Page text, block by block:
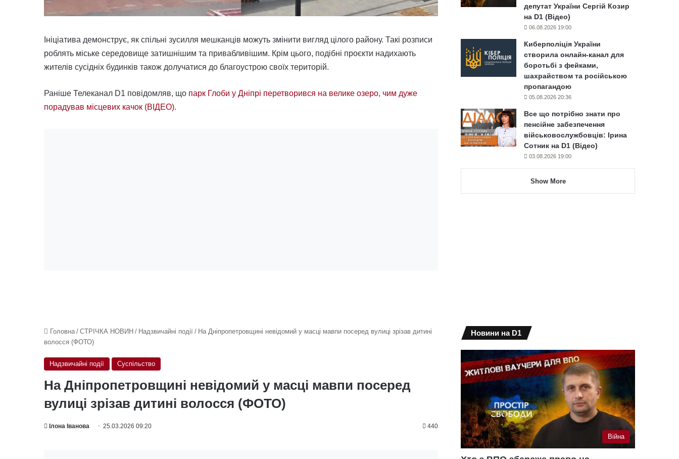
Ініціатива демонструє, як спільні зусилля мешканців можуть змінити вигляд цілого району. Такі розписи
роблять міське середовище затишнішим та привабливішим. Крім цього, подібні проєкти надихають
жителів сусідніх будинків також долучатися до благоустрою своїх територій.
Раніше Телеканал D1 повідомляв, що парк Глоби у Дніпрі перетворився на велике озеро, чим дуже
порадував місцевих качок (ВІДЕО).
депутат України Сергій Козир
на D1 (Відео)
06.08.2026 19:00
Киберполіція України
створила онлайн-канал для
боротьбі з фейками,
шахрайством та російською
пропагандою
05.08.2026 20:36
Все що потрібно знати про
пенсійне забезпечення
військовослужбовців: Ірина
Сотник на D1 (Відео)
03.08.2026 19:00
Show More